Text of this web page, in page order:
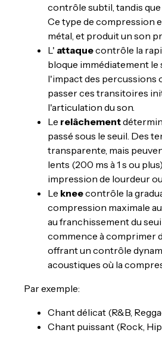
contrôle subtil, tandis que
Ce type de compression
métal, et produit un son
L' attaquecontrôle la
bloque immédiatement
l'impact des percussions
passer ces transitoires
l'articulation du son.
Le relâchement
passé sous le seuil. Des
transparente, mais
lents (200 ms à 1 s ou
impression de lourdeur
Le kneecontrôle la
compression maximale
au franchissement du
commence à comprimer
offrant un contrôle
acoustiques où la
Par exemple:
Chant délicat (R&B,
Chant puissant (Rock,